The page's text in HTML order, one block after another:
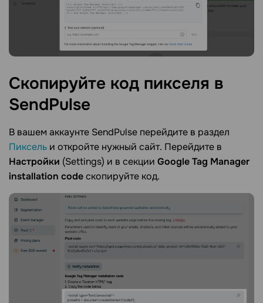
Скопируйте код пикселя в
SendPulse
В вашем аккаунте SendPulse перейдите в раздел
Пиксель и откройте нужный сайт. Перейдите в
Настройки (Settings) и в секции Google Tag Manager
installation codeскопируйте код.